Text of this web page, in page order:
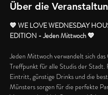
Über die
💙 WE LOVE WEDNESDAY
EDITION - Jeden Mittwoch 💙
Jeden Mittwoch verwandelt sich das
Treffpunkt für alle Studis der Stadt.
Eintritt, günstige Drinks und die
Münsters sorgen für die perfekte